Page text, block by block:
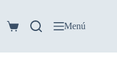
Carro
compra
Menú